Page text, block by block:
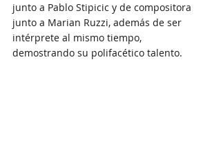
junto a Pablo Stipicic y de compositora
junto a Marian Ruzzi, además de ser
intérprete al mismo tiempo,
demostrando su polifacético talento.